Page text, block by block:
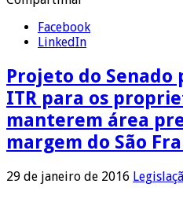
Facebook
LinkedIn
Projeto do Senado
ITR para os
manterem área
margem do São
29 de janeiro de 2016